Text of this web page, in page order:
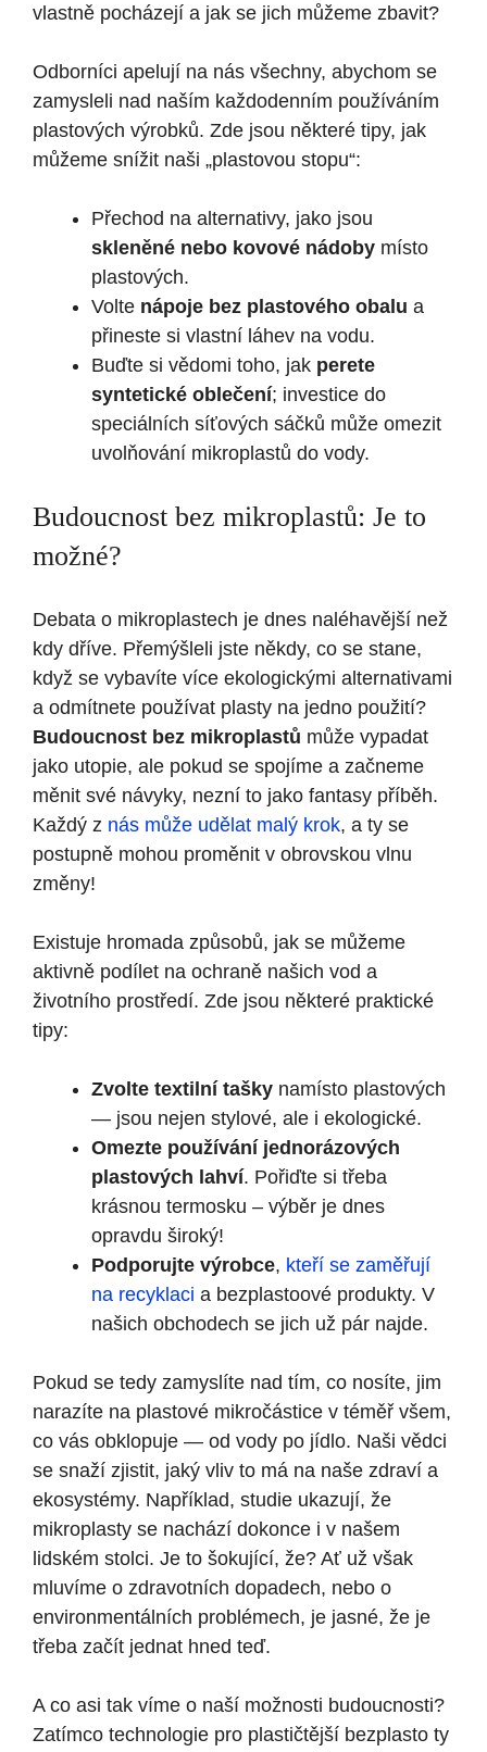
vlastně pocházejí a jak se jich můžeme zbavit?
Odborníci apelují na nás všechny, abychom se
zamysleli nad naším každodenním používáním
plastových výrobků. Zde jsou některé tipy, jak
můžeme snížit naši „plastovou stopu“:
Přechod na alternativy, jako jsou
skleněné nebo kovové nádoby místo
plastových.
Volte nápoje bez plastového obalu a
přineste si vlastní láhev na vodu.
Buďte si vědomi toho, jak perete
syntetické oblečení; investice do
speciálních síťových sáčků může omezit
uvolňování mikroplastů do vody.
Budoucnost bez mikroplastů: Je to
možné?
Debata o mikroplastech je dnes naléhavější než
kdy dříve. Přemýšleli jste někdy, co se stane,
když se vybavíte více ekologickými alternativami
a odmítnete používat plasty na jedno použití?
Budoucnost bez mikroplastů může vypadat
jako utopie, ale pokud se spojíme a začneme
měnit své návyky, nezní to jako fantasy příběh.
Každý z nás může udělat malý krok, a ty se
postupně mohou proměnit v obrovskou vlnu
změny!
Existuje hromada způsobů, jak se můžeme
aktivně podílet na ochraně našich vod a
životního prostředí. Zde jsou některé praktické
tipy:
Zvolte textilní tašky namísto plastových
— jsou nejen stylové, ale i ekologické.
Omezte používání jednorázových
plastových lahví. Pořiďte si třeba
krásnou termosku – výběr je dnes
opravdu široký!
Podporujte výrobce, kteří se zaměřují
na recyklaci a bezplastoové produkty. V
našich obchodech se jich už pár najde.
Pokud se tedy zamyslíte nad tím, co nosíte, jim
narazíte na plastové mikročástice v téměř všem,
co vás obklopuje — od vody po jídlo. Naši vědci
se snaží zjistit, jaký vliv to má na naše zdraví a
ekosystémy. Například, studie ukazují, že
mikroplasty se nachází dokonce i v našem
lidském stolci. Je to šokující, že? Ať už však
mluvíme o zdravotních dopadech, nebo o
environmentálních problémech, je jasné, že je
třeba začít jednat hned teď.
A co asi tak víme o naší možnosti budoucnosti?
Zatímco technologie pro plastičtější bezplasto ty